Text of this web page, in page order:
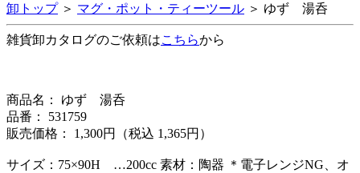
卸トップ＞ マグ・ポット・ティーツール ＞ ゆず 湯呑
雑貨卸カタログのご依頼はこちらから
商品名： ゆず 湯呑
品番： 531759
販売価格： 1,300円（税込 1,365円）
サイズ：75×90H …200cc 素材：陶器 ＊電子レンジNG、オ